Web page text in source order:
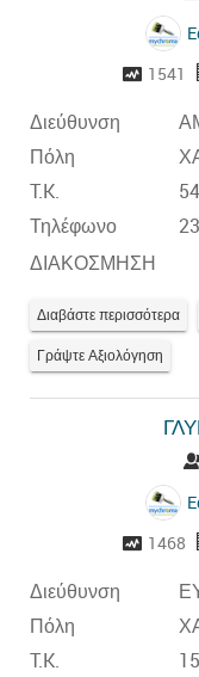
1541
Διεύθυνση
Πόλη
T.K.
Τηλέφωνο
ΔΙΑΚΟΣΜΗΣΗ
Διαβάστε περισσότερα
Γράψτε Αξιολόγηση
1468
Διεύθυνση
Πόλη
T.K.